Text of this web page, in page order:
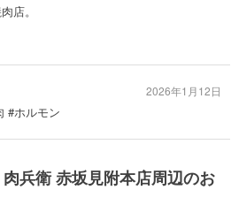
店。
#ホルモン
2026年1月12日
兵衛 赤坂見附本店周辺のお